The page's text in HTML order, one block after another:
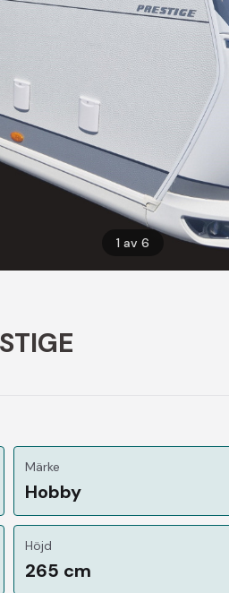
1 av6
Märke
Hobby
Höjd
265 cm